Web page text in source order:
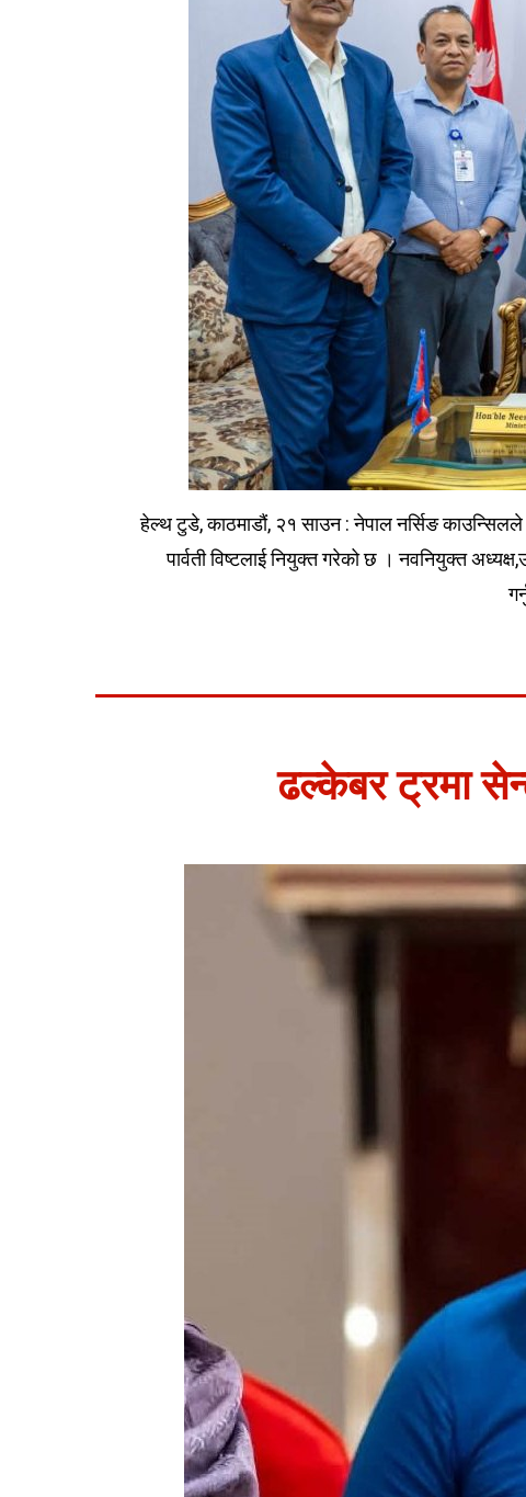
हेल्थ टुडे, काठमाडौं, २१ साउन : नेपाल नर्सिङ काउन्सिलले
पार्वती विष्टलाई नियुक्त गरेको छ । नवनियुक्त
ढल्केबर ट्रमा